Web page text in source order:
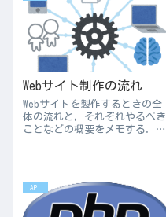
Webサイト制作の流れ
Webサイトを製作するときの全
体の流れと，それぞれやるべき
ことなどの概要をメモする．企
をしっかり明確化する．それが
決まっていないと，やるべきこ
とを明確化で...
API